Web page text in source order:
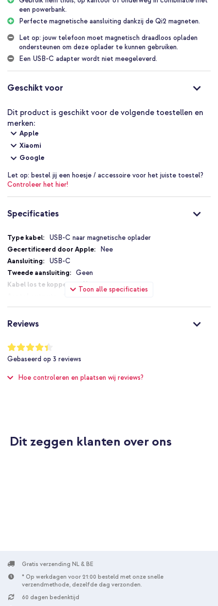
Met USB-C aansluiting (adapter niet meegeleverd)
Het gemak van draadloos opladen thuis, onderweg of op
Origineel Samsung product; veilig en betrouwbaar opladen
Inclusief 1 jaar garantie
ondersteunen om deze oplader goed te kunnen gebruiken.
opladen? Ga dan voor de Samsung Magnetische Oplader.
een powerbank.
Perfecte magnetische aansluiting dankzij de Qi2 magneten.
Let op: jouw telefoon moet magnetisch draadloos opladen
ondersteunen om deze oplader te kunnen gebruiken.
Een USB-C adapter wordt niet meegeleverd.
Geschikt voor
Dit product is geschikt voor de volgende toestellen en
merken:
Apple
Xiaomi
Google
Let op: bestel jij een hoesje / accessoire voor het juiste toestel?
Controleer het hier!
Specificaties
Toon alle specificaties
Specificaties
USB-C naar magnetische oplader
Nee
USB-C
Geen
Nee
Ja
25W snelladen
1 Pc
EP-P2900BBEGWW
Grijs
Reviews
Waardering:
87
%
of
Gebaseerd op 3 reviews
Hoe controleren en plaatsen wij reviews?
Dit zeggen klanten over ons
Gratis verzending NL & BE
* Op werkdagen voor 21:00 besteld met onze snelle
verzendmethode, dezelfde dag verzonden.
60 dagen bedenktijd